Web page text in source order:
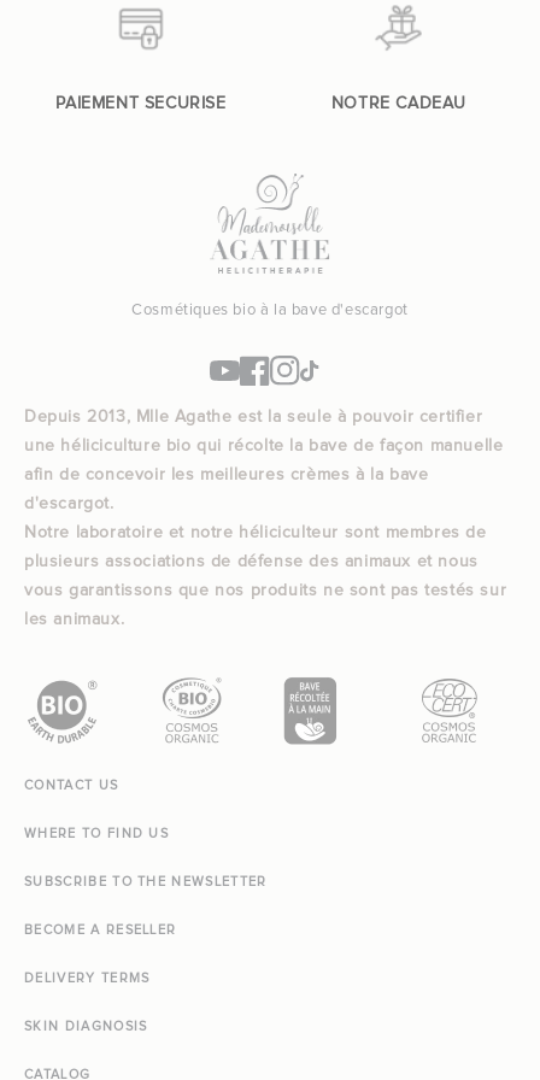
PAIEMENT SECURISE NOTRE CADEAU
Cosmétiques bio à la bave d'escargot
YouTube
Facebook
Instagram
TikTok
Depuis 2013, Mlle Agathe est la seule à pouvoir certifier
une héliciculture bio qui récolte la bave de façon manuelle
afin de concevoir les meilleures crèmes à la bave
d'escargot.
Notre laboratoire et notre héliciculteur sont membres de
plusieurs associations de défense des animaux et nous
vous garantissons que nos produits ne sont pas testés sur
les animaux.
CONTACT US
WHERE TO FIND US
SUBSCRIBE TO THE NEWSLETTER
BECOME A RESELLER
DELIVERY TERMS
SKIN DIAGNOSIS
CATALOG